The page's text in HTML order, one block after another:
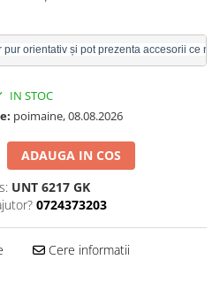
pur orientativ și pot prezenta accesorii ce
IN STOC
poimaine, 08.08.2026
ADAUGA IN COS
UNT 6217 GK
0724373203
Cere informatii